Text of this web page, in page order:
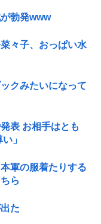
勃発www
々子、おっぱい水
クみたいになって
表 お相手はとも
」
軍の服着たりする
ら
た